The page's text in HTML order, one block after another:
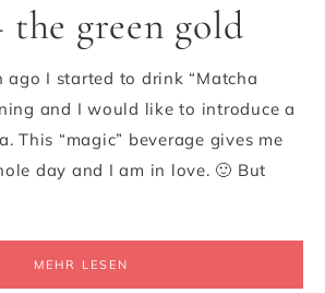
the green gold
ago I started to drink “Matcha
and I would like to introduce a
This “magic” beverage gives me
day and I am in love. 🙂 But
MEHR LESEN